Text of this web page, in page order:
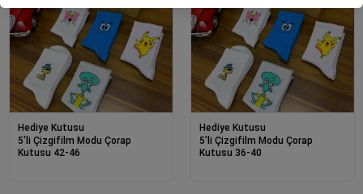
Hediye Kutusu
5'li Çizgifilm Modu Çorap
Kutusu 42-46
Hediye Kutusu
5'li Çizgifilm Modu Çorap
Kutusu 36-40